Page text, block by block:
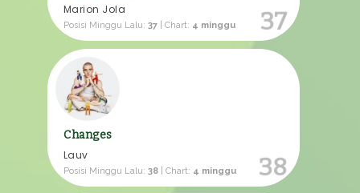
Marion Jola
Posisi Minggu Lalu: 37 | Chart: 4 minggu 37
Changes
Lauv
Posisi Minggu Lalu: 38 | Chart: 4 minggu 38